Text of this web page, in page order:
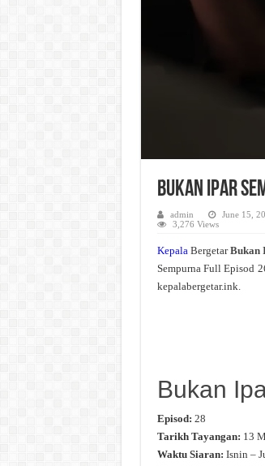
Bukan Ipar
admin June 15,
3,276 Views
KepalaBergetarBukan
Sempurna Full Episod
kepalabergetar.ink.
Bukan
Episod: 28
Tarikh Tayangan: 13
Waktu Siaran: Isnin –